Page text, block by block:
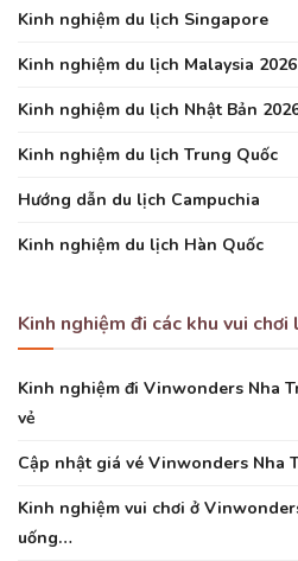
Kinh nghiệm du lịch Singapore
Kinh nghiệm du lịch Malaysia 2026
Kinh nghiệm du lịch Nhật Bản
Kinh nghiệm du lịch Trung Quốc
Hướng dẫn du lịch Campuchia
Kinh nghiệm du lịch Hàn Quốc
Kinh nghiệm đi các khu vui chơi
Kinh nghiệm đi Vinwonders Nha
vẻ
Cập nhật giá vé Vinwonders Nha
Kinh nghiệm vui chơi ở
uống…